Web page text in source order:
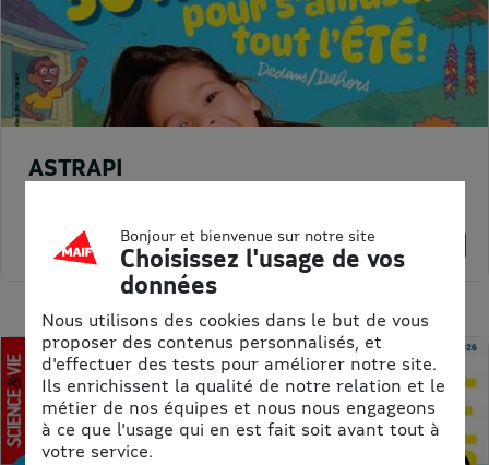
1% de remise
ASTRAPI
61,75 € Bonjour et bienvenue sur notre site
Choisissez l'usage de vos
données
Nous utilisons des cookies dans le but de vous
proposer des contenus personnalisés, et
d'effectuer des tests pour améliorer notre site.
Ils enrichissent la qualité de notre relation et le
métier de nos équipes et nous nous engageons
à ce que l'usage qui en est fait soit avant tout à
votre service.